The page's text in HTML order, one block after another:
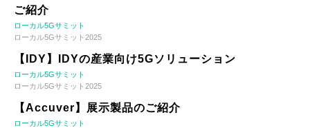
ご紹介
ローカル5Gサミット
ローカル5Gサミット2025
【IDY】IDYの産業向け5Gソリューション
ローカル5Gサミット
ローカル5Gサミット2025
【Accuver】展示製品のご紹介
ローカル5Gサミット